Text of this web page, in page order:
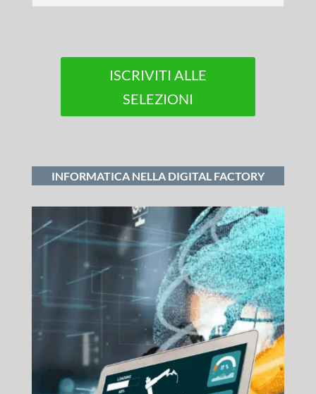
ISCRIVITI ALLE
SELEZIONI
INFORMATICA NELLA DIGITAL FACTORY